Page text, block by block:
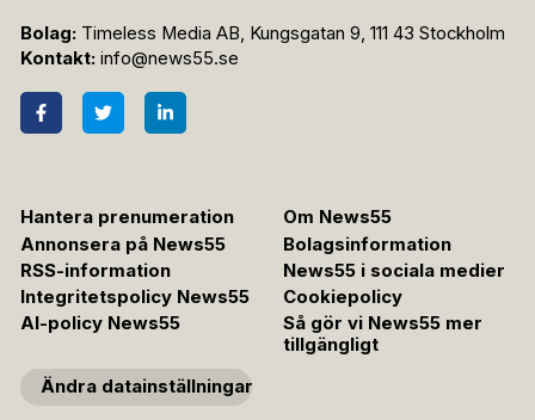
Bolag: Timeless Media AB, Kungsgatan 9, 111 43 Stockholm
Kontakt: info@news55.se
Hantera prenumeration
Om News55
Annonsera på News55
Bolagsinformation
RSS-information
News55 i sociala medier
Integritetspolicy News55
Cookiepolicy
AI-policy News55
Så gör vi News55 mer
tillgängligt
Ändra datainställningar